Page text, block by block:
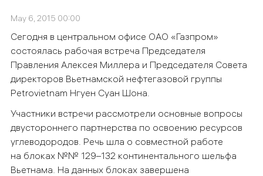
May 6, 2015 00:00
Сегодня в центральном офисе ОАО «Газпром»
состоялась рабочая встреча Председателя
Правления Алексея Миллера и Председателя Совета
директоров Вьетнамской нефтегазовой группы
Petrovietnam Нгуен Суан Шона.
Участники встречи рассмотрели основные вопросы
двустороннего партнерства по освоению ресурсов
углеводородов. Речь шла о совместной работе
на блоках №№ 129–132 континентального шельфа
Вьетнама. На данных блоках завершена